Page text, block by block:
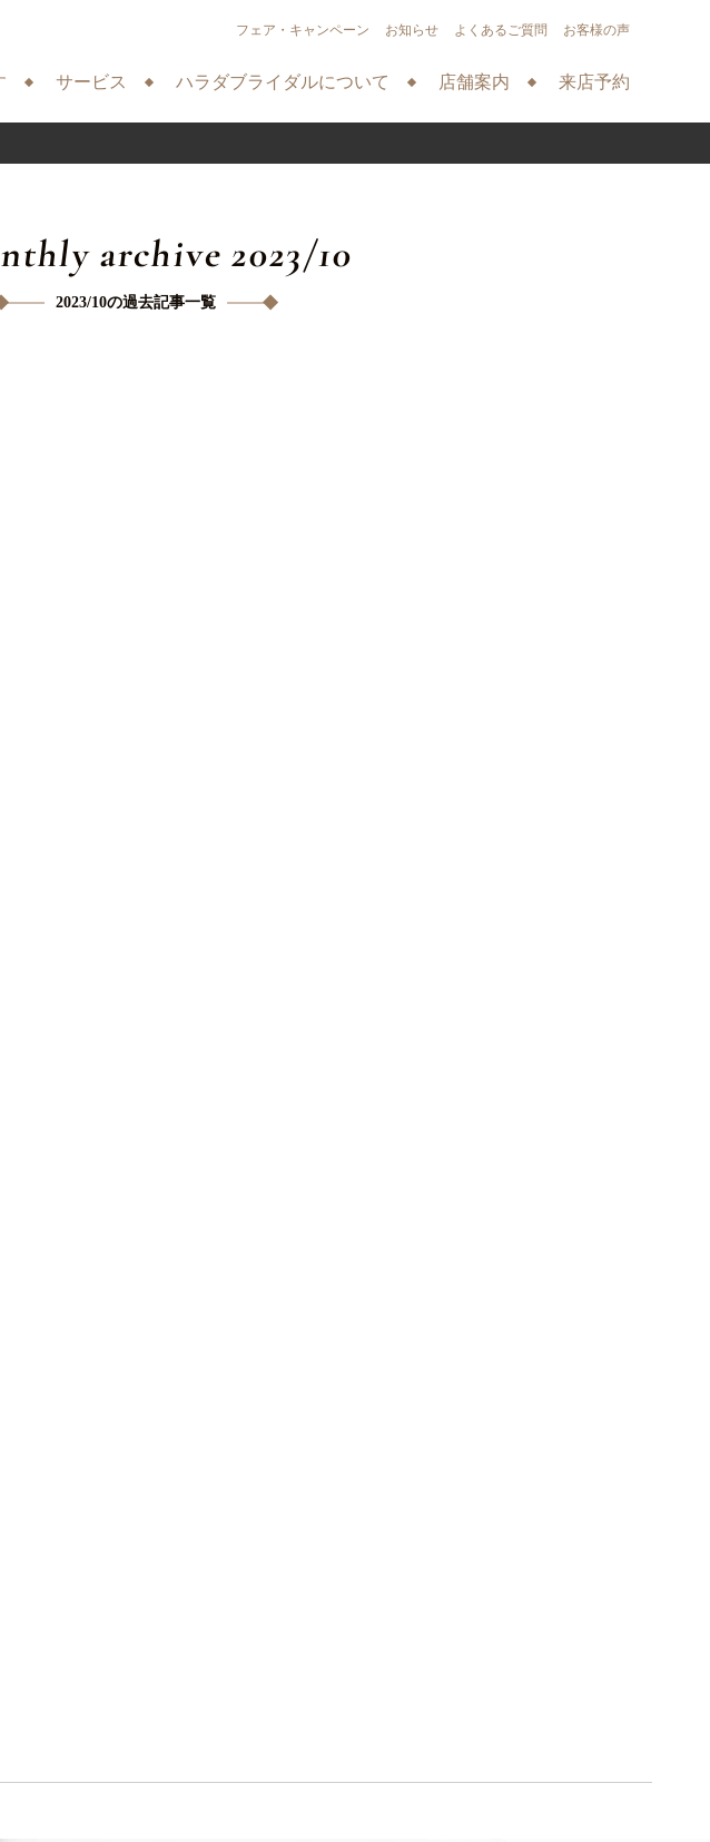
サービス ハラダブライダルについて 店舗案内 来店予約
フェア・キャンペーン お知らせ よくあるご質問 お客様の声
archive 2023/10
2023/10の過去記事一覧